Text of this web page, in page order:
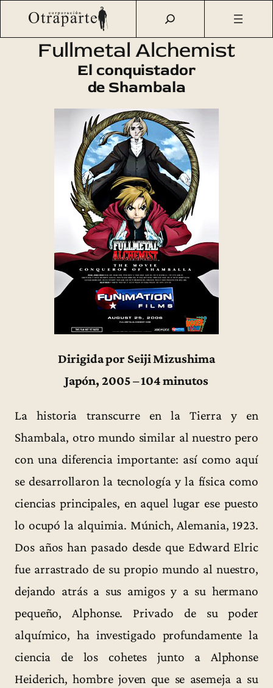
Saltar
contenido
Otraparte.org/Agenda Cultural /Cine
Fullmetal Alchemist
El conquistador
de Shambala
Dirigida por Seiji Mizushima
Japón, 2005 – 104 minutos
La historia transcurre en la Tierra y en
Shambala, otro mundo similar al nuestro pero
con una diferencia importante: así como aquí
se desarrollaron la tecnología y la física como
ciencias principales, en aquel lugar ese puesto
lo ocupó la alquimia. Múnich, Alemania, 1923.
Dos años han pasado desde que Edward Elric
fue arrastrado de su propio mundo al nuestro,
dejando atrás a sus amigos y a su hermano
pequeño, Alphonse. Privado de su poder
alquímico, ha investigado profundamente la
ciencia de los cohetes junto a Alphonse
Heiderich, hombre joven que se asemeja a su